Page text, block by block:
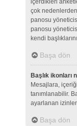
içerdikleri
çok
panosu
panosu
kendi
Başa dön
Başlık ikonları
Mesajlara,
tanımlanabilir.
ayarlanan
Başa dön